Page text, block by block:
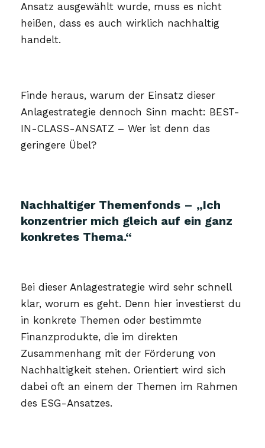
Ansatz ausgewählt wurde, muss es nicht
heißen, dass es auch wirklich nachhaltig
handelt.
Finde heraus, warum der Einsatz dieser
Anlagestrategie dennoch Sinn macht: BEST-
IN-CLASS-ANSATZ – Wer ist denn das
geringere Übel?
Nachhaltiger Themenfonds – „Ich
konzentrier mich gleich auf ein ganz
konkretes Thema.“
Bei dieser Anlagestrategie wird sehr schnell
klar, worum es geht. Denn hier investierst du
in konkrete Themen oder bestimmte
Finanzprodukte, die im direkten
Zusammenhang mit der Förderung von
Nachhaltigkeit stehen. Orientiert wird sich
dabei oft an einem der Themen im Rahmen
des ESG-Ansatzes.